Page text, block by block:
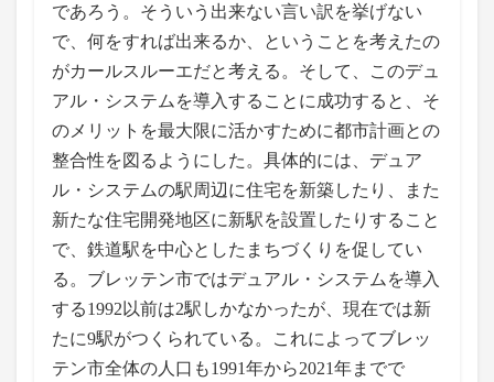
であろう。そういう出来ない言い訳を挙げない
で、何をすれば出来るか、ということを考えたの
がカールスルーエだと考える。そして、このデュ
アル・システムを導入することに成功すると、そ
のメリットを最大限に活かすために都市計画との
整合性を図るようにした。具体的には、デュア
ル・システムの駅周辺に住宅を新築したり、また
新たな住宅開発地区に新駅を設置したりすること
で、鉄道駅を中心としたまちづくりを促してい
る。ブレッテン市ではデュアル・システムを導入
する1992以前は2駅しかなかったが、現在では新
たに9駅がつくられている。これによってブレッ
テン市全体の人口も1991年から2021年までで